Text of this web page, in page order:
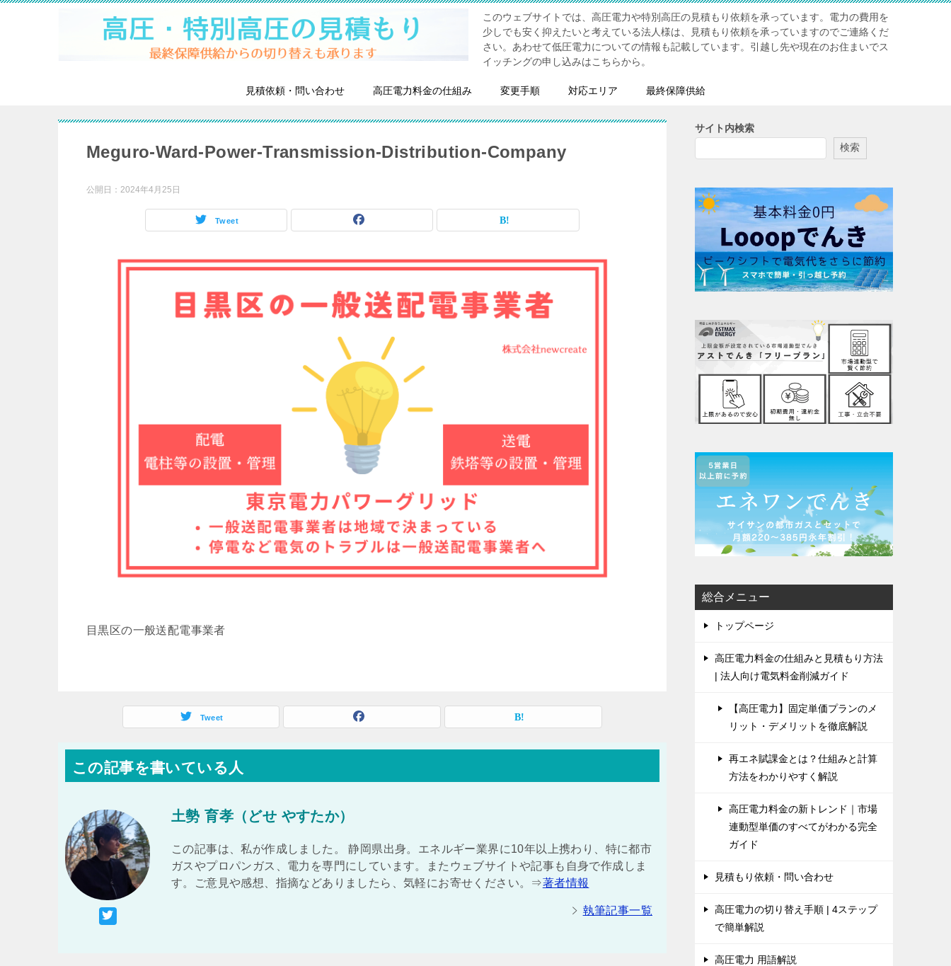
このウェブサイトでは、高圧電力や特別高圧の見積もり依頼を承っています。電力の費用を
少しでも安く抑えたいと考えている法人様は、見積もり依頼を承っていますのでご連絡くだ
さい。あわせて低圧電力についての情報も記載しています。引越し先や現在のお住まいでス
イッチングの申し込みはこちらから。
見積依頼・問い合わせ 高圧電力料金の仕組み 変更手順 対応エリア 最終保障供給
Meguro-Ward-Power-Transmission-Distribution-Company
公開日： 2024年4月25日
Tweet
目黒区の一般送配電事業者
Tweet
この記事を書いている人
土勢 育孝（どせ やすたか）
この記事は、私が作成しました。 静岡県出身。エネルギー業界に10年以上携わり、特に都市
ガスやプロパンガス、電力を専門にしています。またウェブサイトや記事も自身で作成しま
す。ご意見や感想、指摘などありましたら、気軽にお寄せください。⇒著者情報
執筆記事一覧
サイト内検索
検索
総合メニュー
トップページ
高圧電力料金の仕組みと見積もり方法
| 法人向け電気料金削減ガイド
【高圧電力】固定単価プランのメ
リット・デメリットを徹底解説
再エネ賦課金とは？仕組みと計算
方法をわかりやすく解説
高圧電力料金の新トレンド｜市場
連動型単価のすべてがわかる完全
ガイド
見積もり依頼・問い合わせ
高圧電力の切り替え手順 | 4ステップ
で簡単解説
高圧電力 用語解説